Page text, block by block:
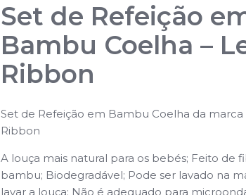
Set de Refeição
Bambu Coelha –
Ribbon
Set de Refeição em Bambu Coelha da
Ribbon
A louça mais natural para os bebés; Feito de
bambu; Biodegradável; Pode ser lavado na
lavar a louça; Não é adequado para